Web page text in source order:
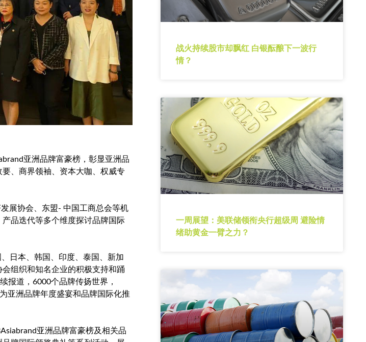
亚洲品牌富豪榜，彰显亚洲品
、商界领袖、资本大咖、权威专
展协会、东盟- 中国工商总会等机
品迭代等多个维度探讨品牌国际
日本、韩国、印度、泰国、新加
组织和知名企业的积极支持和踊
报道，6000个品牌传扬世界，
亚洲品牌年度盛宴和品牌国际化推
亚洲品牌富豪榜及相关品
战火持续股市却飘红 白银酝酿下一波行
情？
一周展望：美联储领衔央行超级周 避险情
绪助黄金一臂之力？